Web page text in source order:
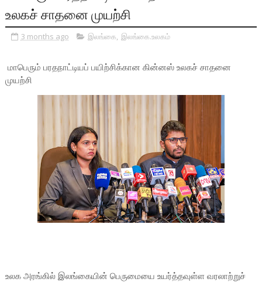
உலகச் சாதனை முயற்சி
3 months ago இலங்கை, இலங்கை.உலகம்
மாபெரும் பரதநாட்டியப் பயிற்சிக்கான கின்னஸ் உலகச் சாதனை
முயற்சி
உலக அரங்கில் இலங்கையின் பெருமையை உயர்த்தவுள்ள வரலாற்றுச்